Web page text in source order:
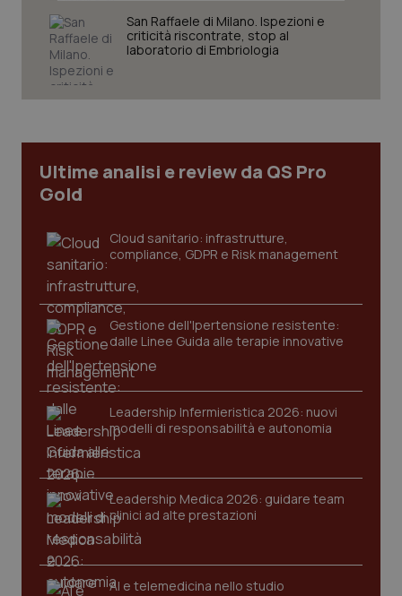
San Raffaele di Milano. Ispezioni e
criticità riscontrate, stop al
laboratorio di Embriologia
Ultime analisi e review da QS Pro
Gold
Cloud sanitario: infrastrutture,
compliance, GDPR e Risk management
Gestione dell'Ipertensione resistente:
dalle Linee Guida alle terapie innovative
Leadership Infermieristica 2026: nuovi
modelli di responsabilità e autonomia
Leadership Medica 2026: guidare team
clinici ad alte prestazioni
AI e telemedicina nello studio
protette del sito. Il sito web non è in grado di
funzionare correttamente senza questi cookie.
Nome
Fornitore
VISITOR_PRIVACY_METADATA
CookieScriptConsent